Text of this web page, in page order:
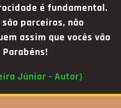
é fundamental.
parceiros, não
assim que vocês vão
Parabéns!
Júnior - Autor)